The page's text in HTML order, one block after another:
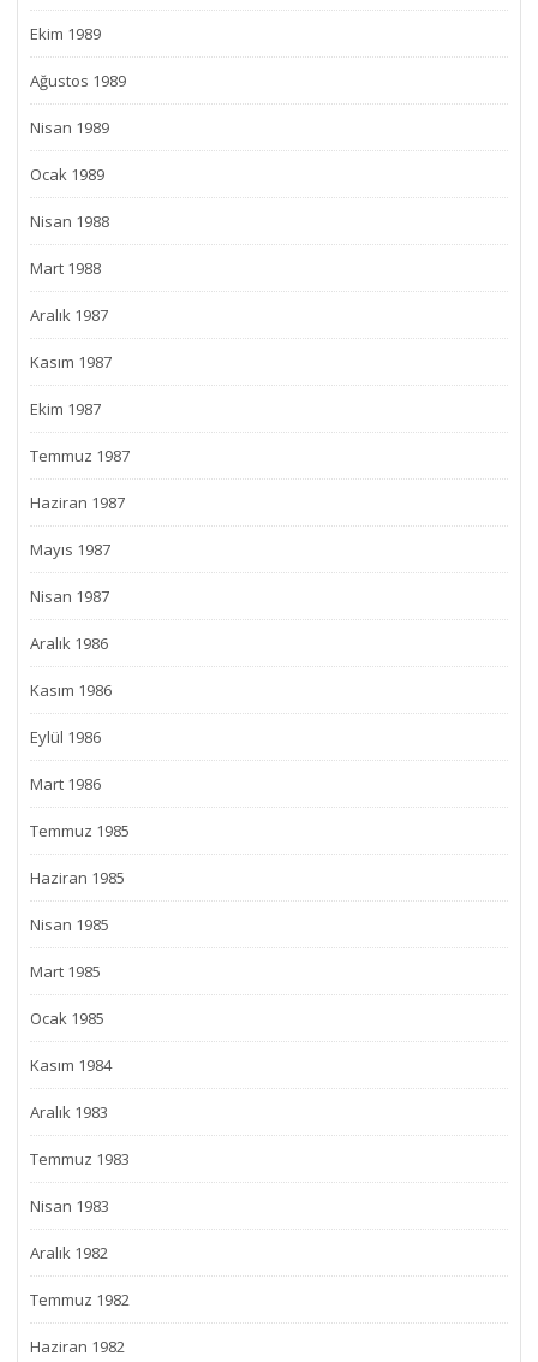
Ekim 1989
Ağustos 1989
Nisan 1989
Ocak 1989
Nisan 1988
Mart 1988
Aralık 1987
Kasım 1987
Ekim 1987
Temmuz 1987
Haziran 1987
Mayıs 1987
Nisan 1987
Aralık 1986
Kasım 1986
Eylül 1986
Mart 1986
Temmuz 1985
Haziran 1985
Nisan 1985
Mart 1985
Ocak 1985
Kasım 1984
Aralık 1983
Temmuz 1983
Nisan 1983
Aralık 1982
Temmuz 1982
Haziran 1982